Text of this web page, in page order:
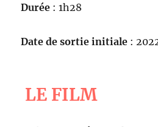
Durée : 1h28
Date de sortie initiale :
LE FILM